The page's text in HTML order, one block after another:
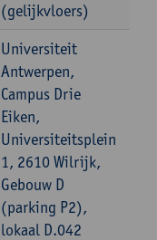
(gelijkvloers)
Universiteit
Antwerpen,
Campus Drie
Eiken,
Universiteitsplein
1, 2610 Wilrijk,
Gebouw D
(parking P2),
lokaal D.042